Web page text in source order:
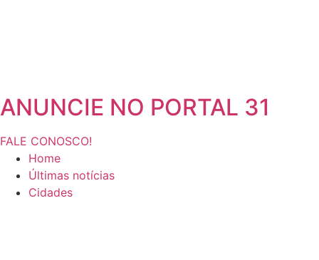
ANUNCIE NO PORTAL 31
FALE CONOSCO!
Home
Últimas notícias
Cidades